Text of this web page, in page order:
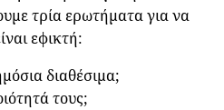
τρία ερωτήματα για να
εφικτή:
διαθέσιμα;
τους;